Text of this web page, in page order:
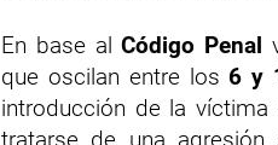
En base alCódigo Penal
que oscilan entre los 6 y
introducción de la